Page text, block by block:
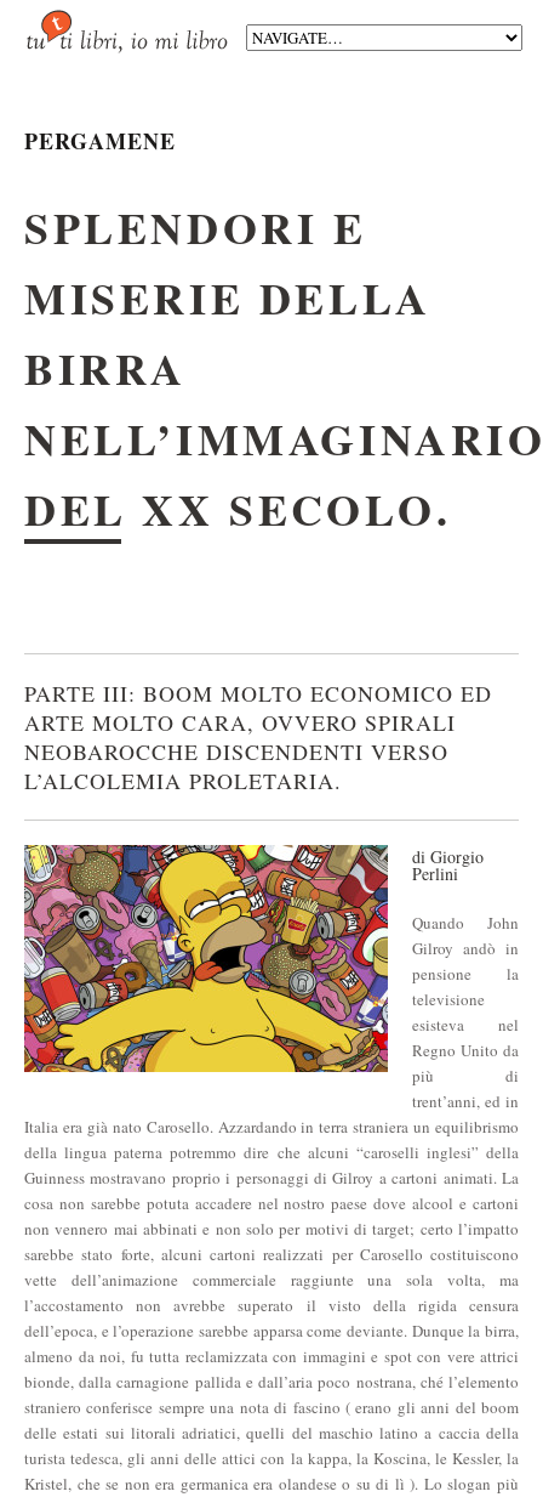
PERGAMENE
SPLENDORI E
MISERIE DELLA
BIRRA
DEL XX SECOLO.
PARTE III: BOOM MOLTO ECONOMICO ED
ARTE MOLTO CARA, OVVERO SPIRALI
NEOBAROCCHE DISCENDENTI VERSO
L’ALCOLEMIA PROLETARIA.
di Giorgio
Perlini
Quando John
Gilroy andò in
pensione la
televisione
esisteva nel
Regno Unito da
più di
trent’anni, ed in
Italia era già nato Carosello. Azzardando in terra straniera un equilibrismo
della lingua paterna potremmo dire che alcuni “caroselli inglesi” della
Guinness mostravano proprio i personaggi di Gilroy a cartoni animati. La
cosa non sarebbe potuta accadere nel nostro paese dove alcool e cartoni
non vennero mai abbinati e non solo per motivi di target; certo l’impatto
sarebbe stato forte, alcuni cartoni realizzati per Carosello costituiscono
vette dell’animazione commerciale raggiunte una sola volta, ma
l’accostamento non avrebbe superato il visto della rigida censura
dell’epoca, e l’operazione sarebbe apparsa come deviante. Dunque la birra,
almeno da noi, fu tutta reclamizzata con immagini e spot con vere attrici
bionde, dalla carnagione pallida e dall’aria poco nostrana, ché l’elemento
straniero conferisce sempre una nota di fascino ( erano gli anni del boom
delle estati sui litorali adriatici, quelli del maschio latino a caccia della
turista tedesca, gli anni delle attici con la kappa, la Koscina, le Kessler, la
Kristel, che se non era germanica era olandese o su di lì ). Lo slogan più